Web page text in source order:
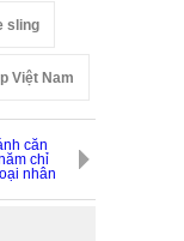
sling
Việt Nam
căn
chỉ
nhân